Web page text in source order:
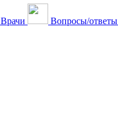
Врачи Вопросы/ответы